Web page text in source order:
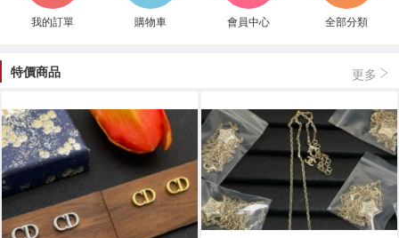
我的訂單 購物車 會員中心 全部分類
特價商品 更多